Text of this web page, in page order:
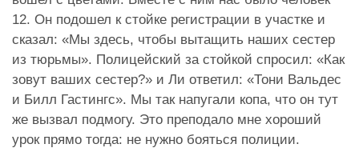
12. Он подошел к стойке регистрации в участке и
сказал: «Мы здесь, чтобы вытащить наших сестер
из тюрьмы». Полицейский за стойкой спросил: «Как
зовут ваших сестер?» и Ли ответил: «Тони Вальдес
и Билл Гастингс». Мы так напугали копа, что он тут
же вызвал подмогу. Это преподало мне хороший
урок прямо тогда: не нужно бояться полиции.